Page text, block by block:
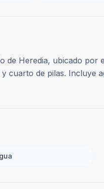
de Heredia, ubicado por
cuarto de pilas. Incluye